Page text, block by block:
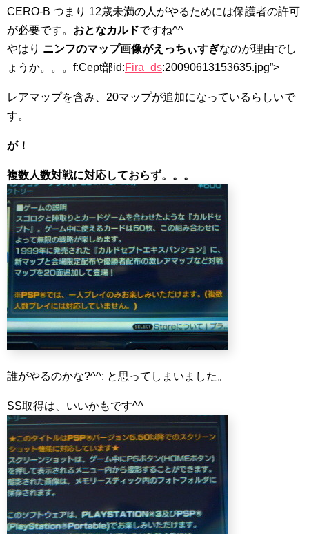
CERO-B つまり 12歳未満の人がやるためには保護者の許可
が必要です。 おとなカルドですね^^
やはり ニンフのマップ画像がえっちぃすぎなのが理由でし
ょうか。。。f:Cept部id:Fira_ds:20090613153635.jpg”>
レアマップを含み、20マップが追加になっているらしいで
す。
が！
複数人数対戦に対応しておらず。。。
誰がやるのかな?^^; と思ってしまいました。
SS取得は、いいかもです^^